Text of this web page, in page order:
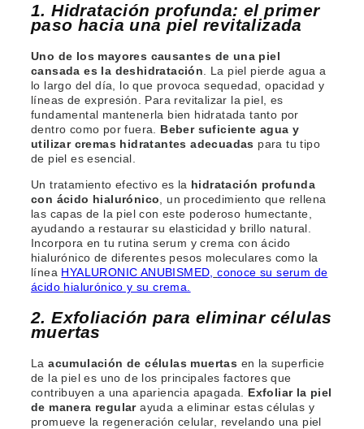
1. Hidratación profunda: el primer
paso hacia una piel revitalizada
Uno de los mayores causantes de una piel
cansada es la deshidratación . La piel pierde agua a
lo largo del día, lo que provoca sequedad, opacidad y
líneas de expresión. Para revitalizar la piel, es
fundamental mantenerla bien hidratada tanto por
dentro como por fuera. Beber suficiente agua y
utilizar cremas hidratantes adecuadas para tu tipo
de piel es esencial.
Un tratamiento efectivo es la hidratación profunda
con ácido hialurónico , un procedimiento que rellena
las capas de la piel con este poderoso humectante,
ayudando a restaurar su elasticidad y brillo natural.
Incorpora en tu rutina serum y crema con ácido
hialurónico de diferentes pesos moleculares como la
línea HYALURONIC ANUBISMED, conoce su serum de
ácido hialurónico y su crema.
2. Exfoliación para eliminar células
muertas
Laacumulación de células muertas en la superficie
de la piel es uno de los principales factores que
contribuyen a una apariencia apagada.
Exfoliar la piel
de manera regularayuda a eliminar estas células y
promueve la regeneración celular, revelando una piel